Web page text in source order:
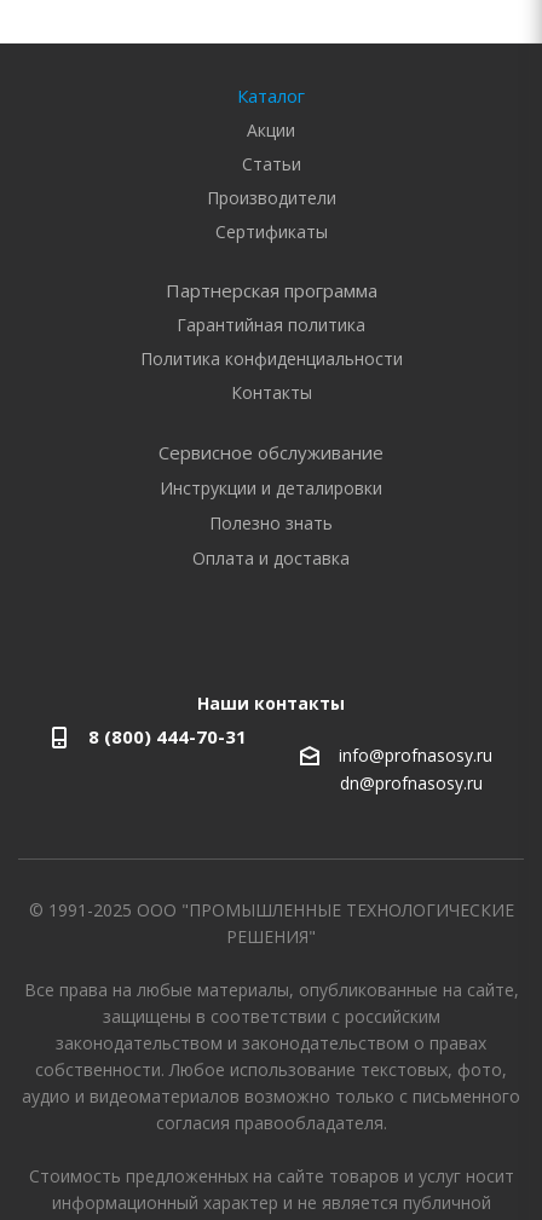
Каталог
Акции
Статьи
Производители
Сертификаты
Партнерская программа
Гарантийная политика
Политика конфиденциальности
Контакты
Сервисное обслуживание
Инструкции и деталировки
Полезно знать
Оплата и доставка
Наши контакты
8 (800) 444-70-31
info@profnasosy.ru
dn@profnasosy.ru
© 1991-2025 ООО "ПРОМЫШЛЕННЫЕ ТЕХНОЛОГИЧЕСКИЕ
РЕШЕНИЯ"
Все права на любые материалы, опубликованные на сайте,
защищены в соответствии с российским
законодательством и законодательством о правах
собственности. Любое использование текстовых, фото,
аудио и видеоматериалов возможно только с письменного
согласия правообладателя.
Стоимость предложенных на сайте товаров и услуг носит
информационный характер и не является публичной